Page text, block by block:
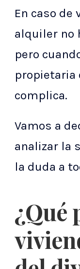
En caso de
alquiler no
pero
propietaria
complica.
Vamos a
analizar la
la duda a
¿Qué